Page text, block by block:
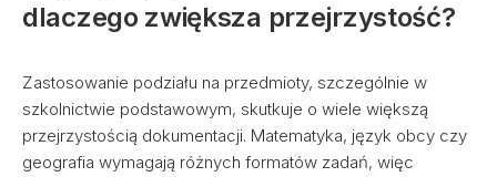
dlaczego zwiększa przejrzystość?
Zastosowanie podziału na przedmioty, szczególnie w
szkolnictwie podstawowym, skutkuje o wiele większą
przejrzystością dokumentacji. Matematyka, język obcy czy
geografia wymagają różnych formatów zadań, więc